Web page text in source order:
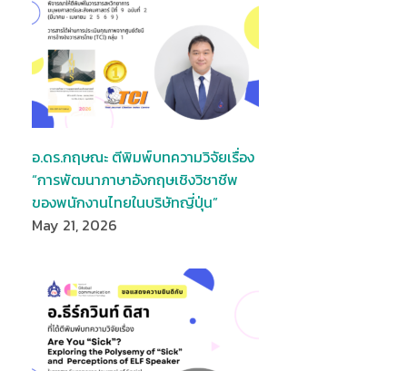
อ.ดร.กฤษณะ ตีพิมพ์บทความวิจัยเรื่อง
“การพัฒนาภาษาอังกฤษเชิงวิชาชีพ
ของพนักงานไทยในบริษัทญี่ปุ่น”
May 21, 2026